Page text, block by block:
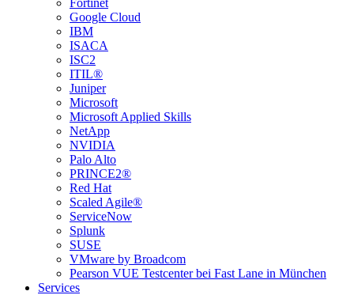
Fortinet
Google Cloud
IBM
ISACA
ISC2
ITIL®
Juniper
Microsoft
Microsoft Applied Skills
NetApp
NVIDIA
Palo Alto
PRINCE2®
Red Hat
Scaled Agile®
ServiceNow
Splunk
SUSE
VMware by Broadcom
Pearson VUE Testcenter bei Fast Lane in München
Services